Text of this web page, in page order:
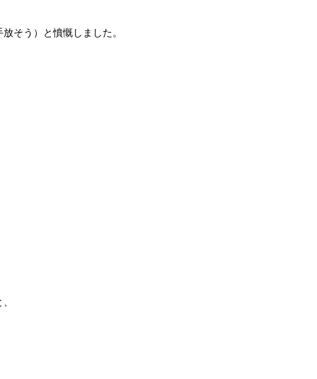
そう）と憤慨しました。